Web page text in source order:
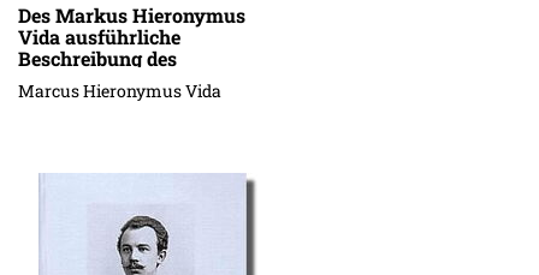
Des Markus Hieronymus
Vida ausführliche
Beschreibung des
Schachspiels in Versen
Marcus Hieronymus Vida